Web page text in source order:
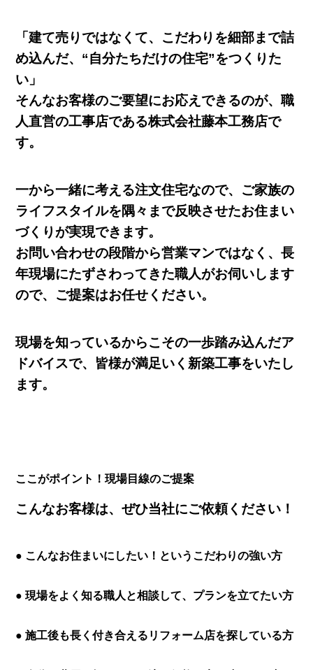
「建て売りではなくて、こだわりを細部まで詰
め込んだ、“自分たちだけの住宅”をつくりた
い」
そんなお客様のご要望にお応えできるのが、職
人直営の工事店である株式会社藤本工務店で
す。
一から一緒に考える注文住宅なので、ご家族の
ライフスタイルを隅々まで反映させたお住まい
づくりが実現できます。
お問い合わせの段階から営業マンではなく、長
年現場にたずさわってきた職人がお伺いします
ので、ご提案はお任せください。
現場を知っているからこその一歩踏み込んだア
ドバイスで、皆様が満足いく新築工事をいたし
ます。
ここがポイント！現場目線のご提案
こんなお客様は、ぜひ当社にご依頼ください！
● こんなお住まいにしたい！というこだわりの強い方
● 現場をよく知る職人と相談して、プランを立てたい方
● 施工後も長く付き合えるリフォーム店を探している方